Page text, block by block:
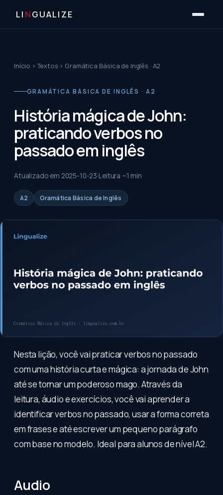
LI NGUALIZE
Início ›Textos › Gramática Básica de Inglês · A2
GRAMÁTICA BÁSICA DE INGLÊS · A2
História mágica de John:
praticando verbos no
passado em inglês
Atualizado em 2025-10-23 Leitura ~1 min
A2 Gramática Básica de Inglês
Nesta lição, você vai praticar verbos no passado
com uma história curta e mágica: a jornada de John
até se tornar um poderoso mago. Através da
leitura, áudio e exercícios, você vai aprender a
identificar verbos no passado, usar a forma correta
em frases e até escrever um pequeno parágrafo
com base no modelo. Ideal para alunos de nível A2.
Audio